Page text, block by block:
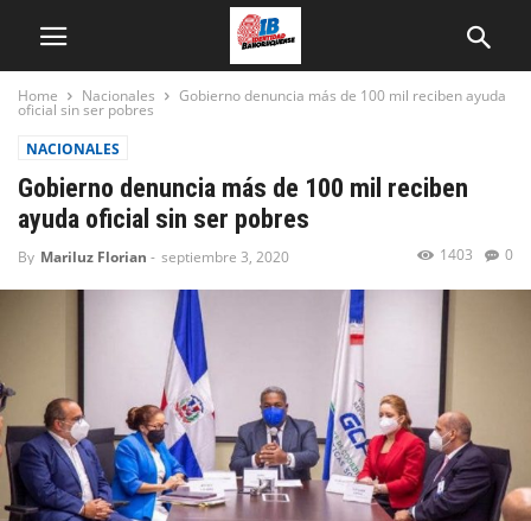
Home Nacionales Gobierno denuncia más de 100 mil reciben ayuda
oficial sin ser pobres
NACIONALES
Gobierno denuncia más de 100 mil reciben
ayuda oficial sin ser pobres
By Mariluz Florian - septiembre 3, 2020 0
1403